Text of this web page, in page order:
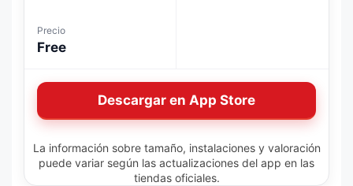
Precio
Free
Descargar en App Store
La información sobre tamaño, instalaciones y valoración
puede variar según las actualizaciones del app en las
tiendas oficiales.